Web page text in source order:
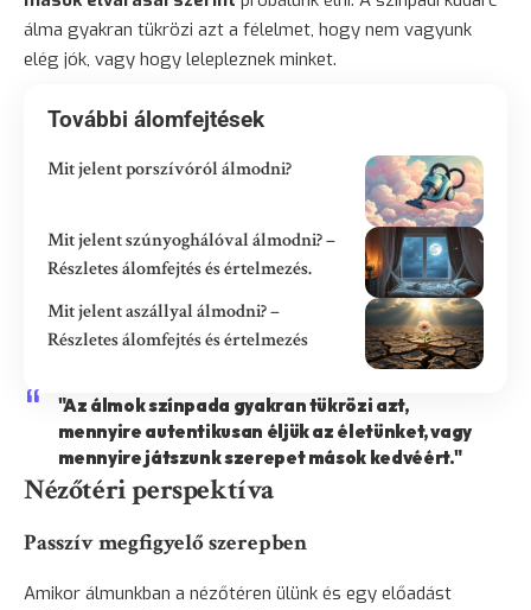
álma gyakran tükrözi azt a félelmet, hogy nem vagyunk
elég jók, vagy hogy lelepleznek minket.
További álomfejtések
Mit jelent porszívóról álmodni?
Mit jelent szúnyoghálóval álmodni? –
Részletes álomfejtés és értelmezés.
Mit jelent aszállyal álmodni? –
Részletes álomfejtés és értelmezés
"Az álmok színpada gyakran tükrözi azt,
mennyire autentikusan éljük az életünket, vagy
mennyire játszunk szerepet mások kedvéért."
Nézőtéri perspektíva
Passzív megfigyelő szerepben
Amikor álmunkban a nézőtéren ülünk és egy előadást